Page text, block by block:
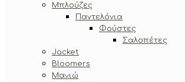
Μπλούζες
Παντελόνια
Φούστες
Σαλοπέτες
Jacket
Bloomers
Μαγιώ